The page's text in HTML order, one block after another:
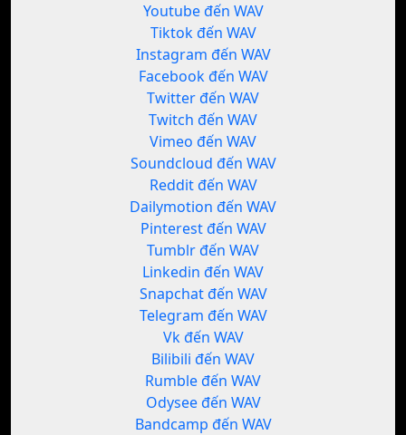
Youtube đến WAV
Tiktok đến WAV
Instagram đến WAV
Facebook đến WAV
Twitter đến WAV
Twitch đến WAV
Vimeo đến WAV
Soundcloud đến WAV
Reddit đến WAV
Dailymotion đến WAV
Pinterest đến WAV
Tumblr đến WAV
Linkedin đến WAV
Snapchat đến WAV
Telegram đến WAV
Vk đến WAV
Bilibili đến WAV
Rumble đến WAV
Odysee đến WAV
Bandcamp đến WAV